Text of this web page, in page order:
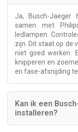
Ja, Busch-Jaeger
samen met
ledlampen.
zijn. Dit staat op de
niet goed werken.
knipperen en
en fase-afsnijding
Kan ik een
installeren?